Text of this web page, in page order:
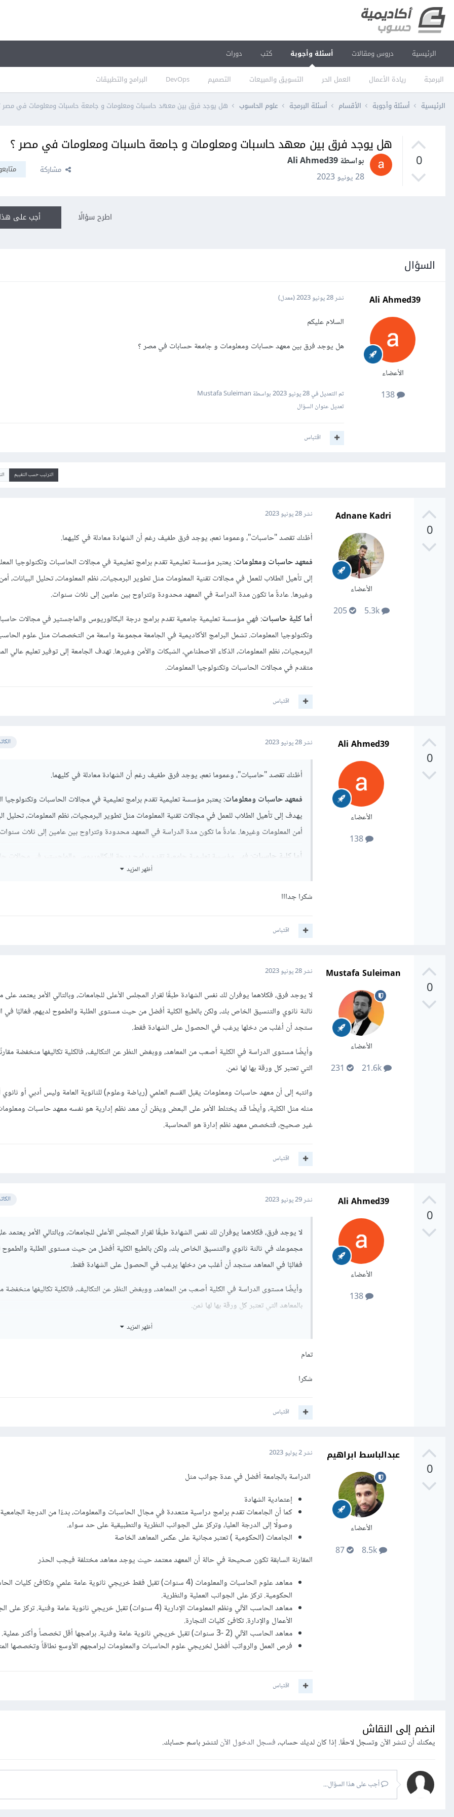
الرئيسية دروس ومقالات أسئلة وأجوبة
البرمجة ريادة الأعمال العمل الحر التسويق والمبيعات التصميم DevOps البرامج والتطبيقات
كتب دورات
الرئيسية أسئلة وأجوبة الأقسام أسئلة البرمجة علوم الحاسوب هل يوجد فرق بين معهد حاسبات ومعلومات و جامعة حاسبات ومعلومات في مصر
0
هل يوجد فرق بين معهد حاسبات ومعلومات و جامعة حاسبات ومعلومات في مصر ؟
بواسطة Ali Ahmed39
28 يونيو 2023
مشاركة
أجب على اطرح سؤالًا
السؤال
Ali Ahmed39
الأعضاء
138
نشر28 يونيو 2023 (معدل)
السلام عليكم
هل يوجد فرق بين معهد حسابات ومعلومات و جامعة حسابات في مصر ؟
تم التعديل في28 يونيو 2023
بواسطة Mustafa Suleiman
تعديل عنوان السؤال
اقتباس
الترتيب حسب التقييم
0
Adnane Kadri
الأعضاء
5.3k
205
نشر28 يونيو 2023
أظنك تقصد "حاسبات"، وعموما نعم، يوجد فرق طفيف رغم أن الشهادة معادلة في كليهما.
فمعهد حاسبات ومعلومات: يعتبر مؤسسة تعليمية تقدم برامج تعليمية في مجالات الحاسبات وتكنولوجيا
إلى تأهيل الطلاب للعمل في مجالات تقنية المعلومات مثل تطوير البرمجيات، نظم المعلومات، تحليل البيانات،
وغيرها. عادةً ما تكون مدة الدراسة في المعهد محدودة وتتراوح بين عامين إلى ثلاث سنوات.
أما كلية حاسبات: فهي مؤسسة تعليمية جامعية تقدم برامج درجة البكالوريوس والماجستير في مجالات
وتكنولوجيا المعلومات. تشمل البرامج الأكاديمية في الجامعة مجموعة واسعة من التخصصات مثل علوم
البرمجيات، نظم المعلومات، الذكاء الاصطناعي، الشبكات والأمن وغيرها. تهدف الجامعة إلى توفير تعليم عالي
متقدم في مجالات الحاسبات وتكنولوجيا المعلومات.
اقتباس
0
Ali Ahmed39
الأعضاء
138
نشر28 يونيو 2023
أظنك تقصد "حاسبات"، وعموما نعم، يوجد فرق طفيف رغم أن الشهادة معادلة في كليهما.
فمعهد حاسبات ومعلومات: يعتبر مؤسسة تعليمية تقدم برامج تعليمية في مجالات الحاسبات وتكنولوجيا
يهدف إلى تأهيل الطلاب للعمل في مجالات تقنية المعلومات مثل تطوير البرمجيات، نظم المعلومات، تحليل
أمن المعلومات وغيرها. عادةً ما تكون مدة الدراسة في المعهد محدودة وتتراوح بين عامين إلى ثلاث
أما كلية حاسبات : فهي مؤسسة تعليمية جامعية تقدم برامج درجة البكالوريوس والماجستير في مجالات
وتكنولوجيا المعلومات. تشمل البرامج الأكاديمية في الجامعة مجموعة واسعة من التخصصات مثل علوم
أظهر المزيد
شكرا جدااا
اقتباس
0
Mustafa Suleiman
الأعضاء
نشر28 يونيو 2023
لا يوجد فرق، فكلاهما يوفران لك نفس الشهادة طبقًا لقرار المجلس الأعلى للجامعات، وبالتالي الأمر يعتمد
ثالثة ثانوي والتنسيق الخاص بك، ولكن بالطبع الكلية أفضل من حيث مستوى الطلبة والطموح لديهم، فغالبًا في
ستجد أن أغلب من دخلها يرغب في الحصول على الشهادة فقط.
وأيضًا مستوى الدراسة في الكلية أصعب من المعاهد، ووبغض النظر عن التكاليف، فالكلية تكاليفها منخفضة
التي تعتبر كل ورقة بها لها ثمن.
وانتبه إلى أن معهد حاسبات ومعلومات يقبل القسم العلمي (رياضة وعلوم) للثانوية العامة وليس أدبي أو
مثله مثل الكلية، وأيضًا قد يختلط الأمر على البعض ويظن أن معد نظم إدارية هو نفسه معهد حاسبات
غير صحيح، فتخصص معهد نظم إدارة هو المحاسبة.
اقتباس
0
Ali Ahmed39
الأعضاء
138
نشر29 يونيو 2023
لا يوجد فرق، فكلاهما يوفران لك نفس الشهادة طبقًا لقرار المجلس الأعلى للجامعات، وبالتالي الأمر يعتمد
مجموعك في ثالثة ثانوي والتنسيق الخاص بك، ولكن بالطبع الكلية أفضل من حيث مستوى الطلبة والطموح
فغالبًا في المعاهد ستجد أن أغلب من دخلها يرغب في الحصول على الشهادة فقط.
وأيضًا مستوى الدراسة في الكلية أصعب من المعاهد، ووبغض النظر عن التكاليف، فالكلية تكاليفها منخفضة
بالمعاهد التي تعتبر كل ورقة بها لها ثمن.
وانتبه إلى أن معهد حاسبات ومعلومات يقبل القسم العلمي (رياضة وعلوم) للثانوية العامة وليس أدبي أو
ولكن ذلك غير صحيح، فتخصص معهد نظم إدارة هو المحاسبة.
أظهر المزيد
تمام
شكرا
اقتباس
0
عبدالباسط ابراهيم
الأعضاء
نشر2 يوليو 2023
الدراسة بالجامعة أفضل في عدة جوانب مثل
إعتمادية الشهادة
كما أن الجامعات تقدم برامج دراسية متعددة في مجال الحاسبات والمعلومات، بدءًا من الدرجة الجامعية
وصولًا إلى الدرجة العليا، وتركز على الجوانب النظرية والتطبيقية على حد سواء.
الجامعات (الحكومية ) تعتبر مجانية على عكس المعاهد الخاصة
المقارنة السابقة تكون صحيحة في حالة أن المعهد معتمد حيث يوجد معاهد مختلفة فيجب الحذر
معاهد علوم الحاسبات والمعلومات (4 سنوات) تقبل فقط خريجي ثانوية عامة علمي وتكافئ كليات
الحكومية. تركز على الجوانب العملية والنظرية.
معاهد الحاسب الآلي ونظم المعلومات الإدارية (4 سنوات) تقبل خريجي ثانوية عامة وفنية. تركز
الأعمال والإدارة. تكافئ كليات التجارة.
معاهد الحاسب الآلي (2 -3 سنوات) تقبل خريجي ثانوية عامة وفنية. برامجها أقل تخصصاً وأكثر عملية.
فرص العمل والرواتب أفضل لخريجي علوم الحاسبات والمعلومات لبرامجهم الأوسع نطاقاً وتخصصها
اقتباس
انضم إلى النقاش
يمكنك أن تنشر الآن وتسجل لاحقًا. إذا كان لديك حساب،فسجل الدخول الآنلتنشر باسم حسابك.
أجب على هذا السؤال...